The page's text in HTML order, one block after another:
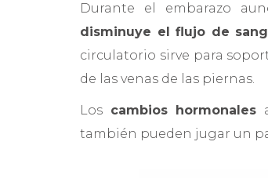
Durante el embarazo
disminuye el flujo de
circulatorio sirve para
de las venas de las piernas.
Los cambios hormonales
también pueden jugar un